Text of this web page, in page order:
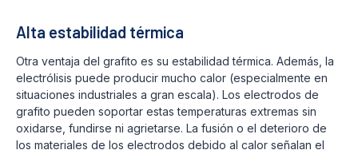
Alta estabilidad térmica
Otra ventaja del grafito es su estabilidad térmica. Además, la
electrólisis puede producir mucho calor (especialmente en
situaciones industriales a gran escala). Los electrodos de
grafito pueden soportar estas temperaturas extremas sin
oxidarse, fundirse ni agrietarse. La fusión o el deterioro de
los materiales de los electrodos debido al calor señalan el